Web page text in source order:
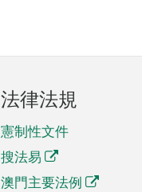
法律法規
憲制性文件
搜法易
澳門主要法例